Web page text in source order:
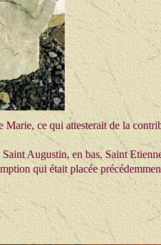
ce qui attesterait de la
Augustin, en bas, Saint
qui était placée